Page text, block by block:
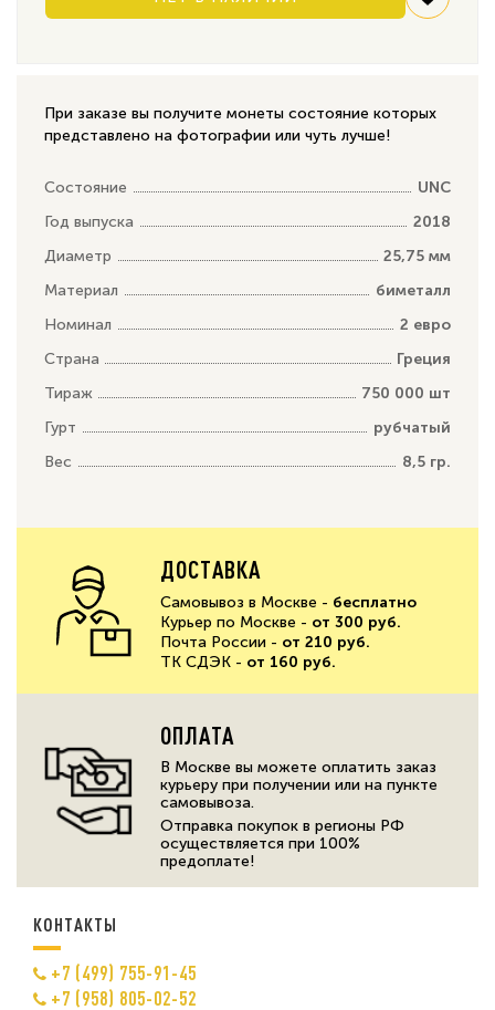
При заказе вы получите монеты состояние которых
представлено на фотографии или чуть лучше!
Состояние
UNC
Год выпуска
2018
Диаметр
25,75 мм
Материал
биметалл
Номинал
2 евро
Страна
Греция
Тираж
750 000 шт
Гурт
рубчатый
Вес
8,5 гр.
ДОСТАВКА
Самовывоз в Москве - бесплатно
Курьер по Москве - от 300 руб.
Почта России - от 210 руб.
ТК СДЭК - от 160 руб.
ОПЛАТА
В Москве вы можете оплатить заказ
курьеру при получении или на пункте
самовывоза.
Отправка покупок в регионы РФ
осуществляется при 100%
предоплате!
КОНТАКТЫ
+7 (499) 755-91-45
+7 (958) 805-02-52